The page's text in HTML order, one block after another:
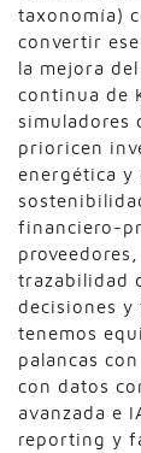
taxonomía)
convertir
la mejora
continua de
simuladores
prioricen
energética y
financiero-
trazabilidad
decisiones y
tenemos
palancas
con datos
avanzada e
reporting y